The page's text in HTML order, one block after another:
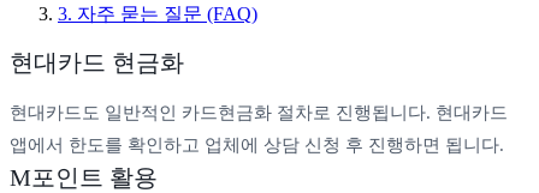
3. 자주 묻는 질문 (FAQ)
현대카드 현금화
현대카드도 일반적인 카드현금화 절차로 진행됩니다. 현대카드
앱에서 한도를 확인하고 업체에 상담 신청 후 진행하면 됩니다.
M포인트 활용